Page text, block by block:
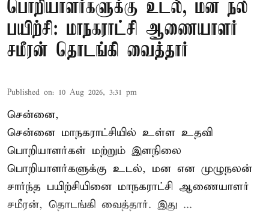
பொறியாளர்களுக்கு உடல், மன நல
பயிற்சி: மாநகராட்சி ஆணையாளர்
சமீரன் தொடங்கி வைத்தார்
Published on: 10 Aug 2026, 3:31 pm
சென்னை,
சென்னை மாநகராட்சியில் உள்ள உதவி
பொறியாளர்கள் மற்றும் இளநிலை
பொறியாளர்களுக்கு உடல், மன என முழுநலன்
சார்ந்த பயிற்சியினை மாநகராட்சி ஆணையாளர்
சமீரன், தொடங்கி வைத்தார். இது ...